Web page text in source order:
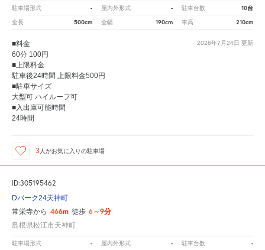
駐車場形式 - 屋内外形式 - 駐車台数 10台
全長 500cm 全幅 190cm 車高 210cm
2026年7月24日 更新
■料金
60分 100円
■上限料金
駐車後24時間 上限料金500円
■駐車サイズ
大型可 ハイルーフ可
■入出庫可能時間
24時間
3人がお気に入りの駐車場
ID:305195462
Dパーク24天神町
常栄寺から 466m 徒歩 6～9分
島根県松江市天神町
駐車場形式 - 屋内外形式 - 駐車台数 -